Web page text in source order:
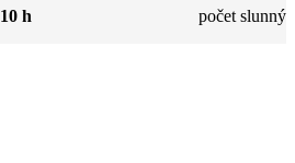
10 h
počet